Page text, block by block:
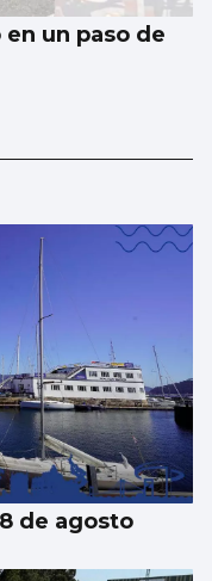
un paso de
lugares para ver
disfrutar del
de agosto